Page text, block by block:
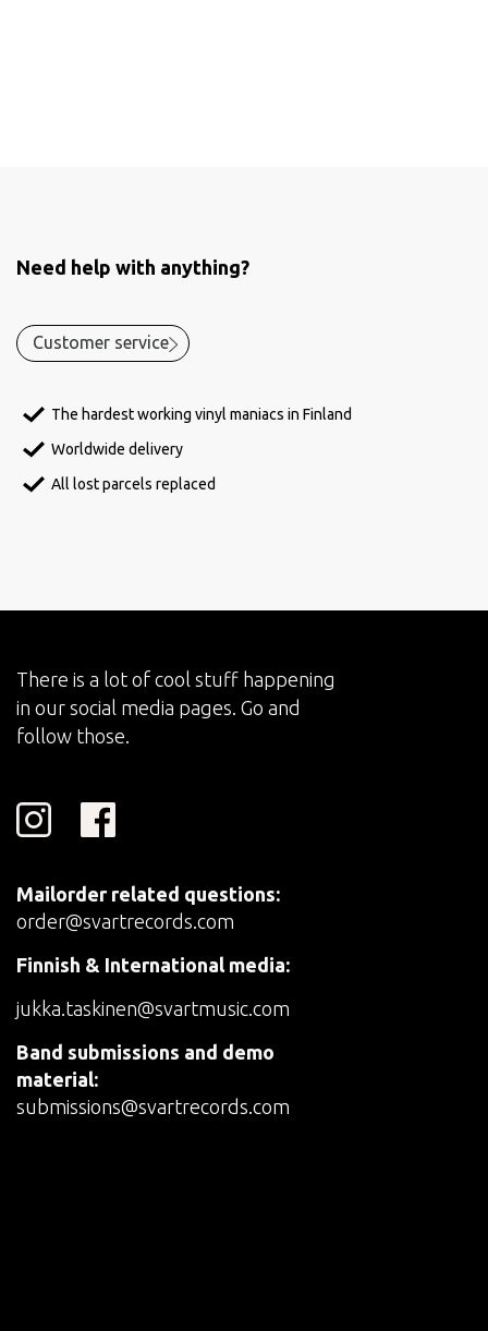
Need help with anything?
Customer service
The hardest working vinyl maniacs in Finland
Worldwide delivery
All lost parcels replaced
There is a lot of cool stuff happening
in our social media pages. Go and
follow those.
Mailorder related questions:
order@svartrecords.com
Finnish & International media:
jukka.taskinen@svartmusic.com
Band submissions and demo
material:
submissions@svartrecords.com